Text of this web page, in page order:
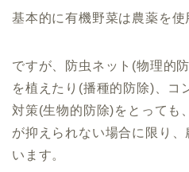
基本的に有機野菜は農薬を使
ですが、防虫ネット(物理的
を植えたり(播種的防除)、コ
対策(生物的防除)をとっても
が抑えられない場合に限り
います。